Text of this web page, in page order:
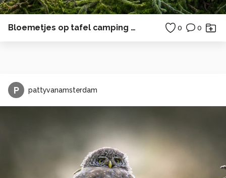
Bloemetjes op tafel camping zonsondergang 0 0
P pattyvanamsterdam